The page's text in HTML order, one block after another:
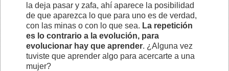
la deja pasar y zafa, ahí aparece la posibilidad
de que aparezca lo que para uno es de verdad,
con las minas o con lo que sea. La repetición
es lo contrario a la evolución, para
evolucionar hay que aprender. ¿Alguna vez
tuviste que aprender algo para acercarte a una
mujer?